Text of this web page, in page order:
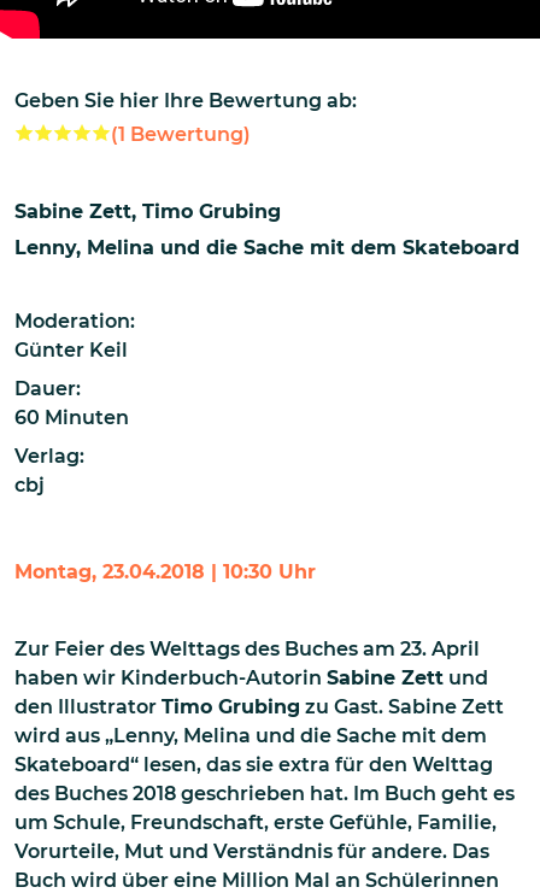
Geben Sie hier Ihre Bewertung ab:
(1 Bewertung)
Sabine Zett Timo Grubing
Lenny, Melina und die Sache mit dem Skateboard
Moderation:
Günter Keil
Dauer:
60 Minuten
Verlag:
cbj
Montag, 23.04.2018 | 10:30 Uhr
Zur Feier des Welttags des Buches am 23. April
haben wir Kinderbuch-Autorin Sabine Zett und
den Illustrator Timo Grubing zu Gast. Sabine Zett
wird aus „Lenny, Melina und die Sache mit dem
Skateboard“ lesen, das sie extra für den Welttag
des Buches 2018 geschrieben hat. Im Buch geht es
um Schule, Freundschaft, erste Gefühle, Familie,
Vorurteile, Mut und Verständnis für andere. Das
Buch wird über eine Million Mal an Schülerinnen